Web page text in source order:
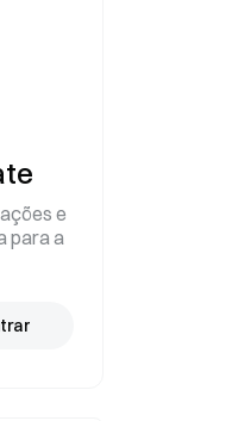
e
para a